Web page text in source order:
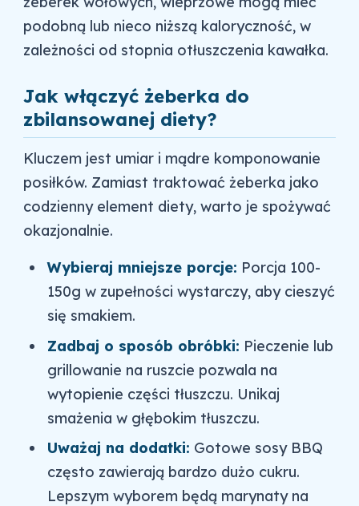
podobną lub nieco niższą kaloryczność, w
zależności od stopnia otłuszczenia kawałka.
Jak włączyć żeberka do
zbilansowanej diety?
Kluczem jest umiar i mądre komponowanie
posiłków. Zamiast traktować żeberka jako
codzienny element diety, warto je spożywać
okazjonalnie.
Wybieraj mniejsze porcje: Porcja 100-
150g w zupełności wystarczy, aby cieszyć
się smakiem.
Zadbaj o sposób obróbki: Pieczenie lub
grillowanie na ruszcie pozwala na
wytopienie części tłuszczu. Unikaj
smażenia w głębokim tłuszczu.
Uważaj na dodatki: Gotowe sosy BBQ
często zawierają bardzo dużo cukru.
Lepszym wyborem będą marynaty na